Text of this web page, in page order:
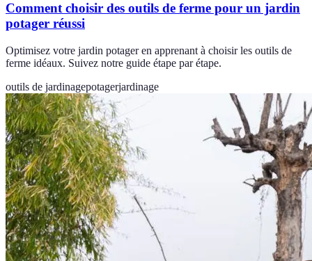
Comment choisir des outils de ferme pour un jardin
potager réussi
Optimisez votre jardin potager en apprenant à choisir les outils de
ferme idéaux. Suivez notre guide étape par étape.
outils de jardinagepotagerjardinage